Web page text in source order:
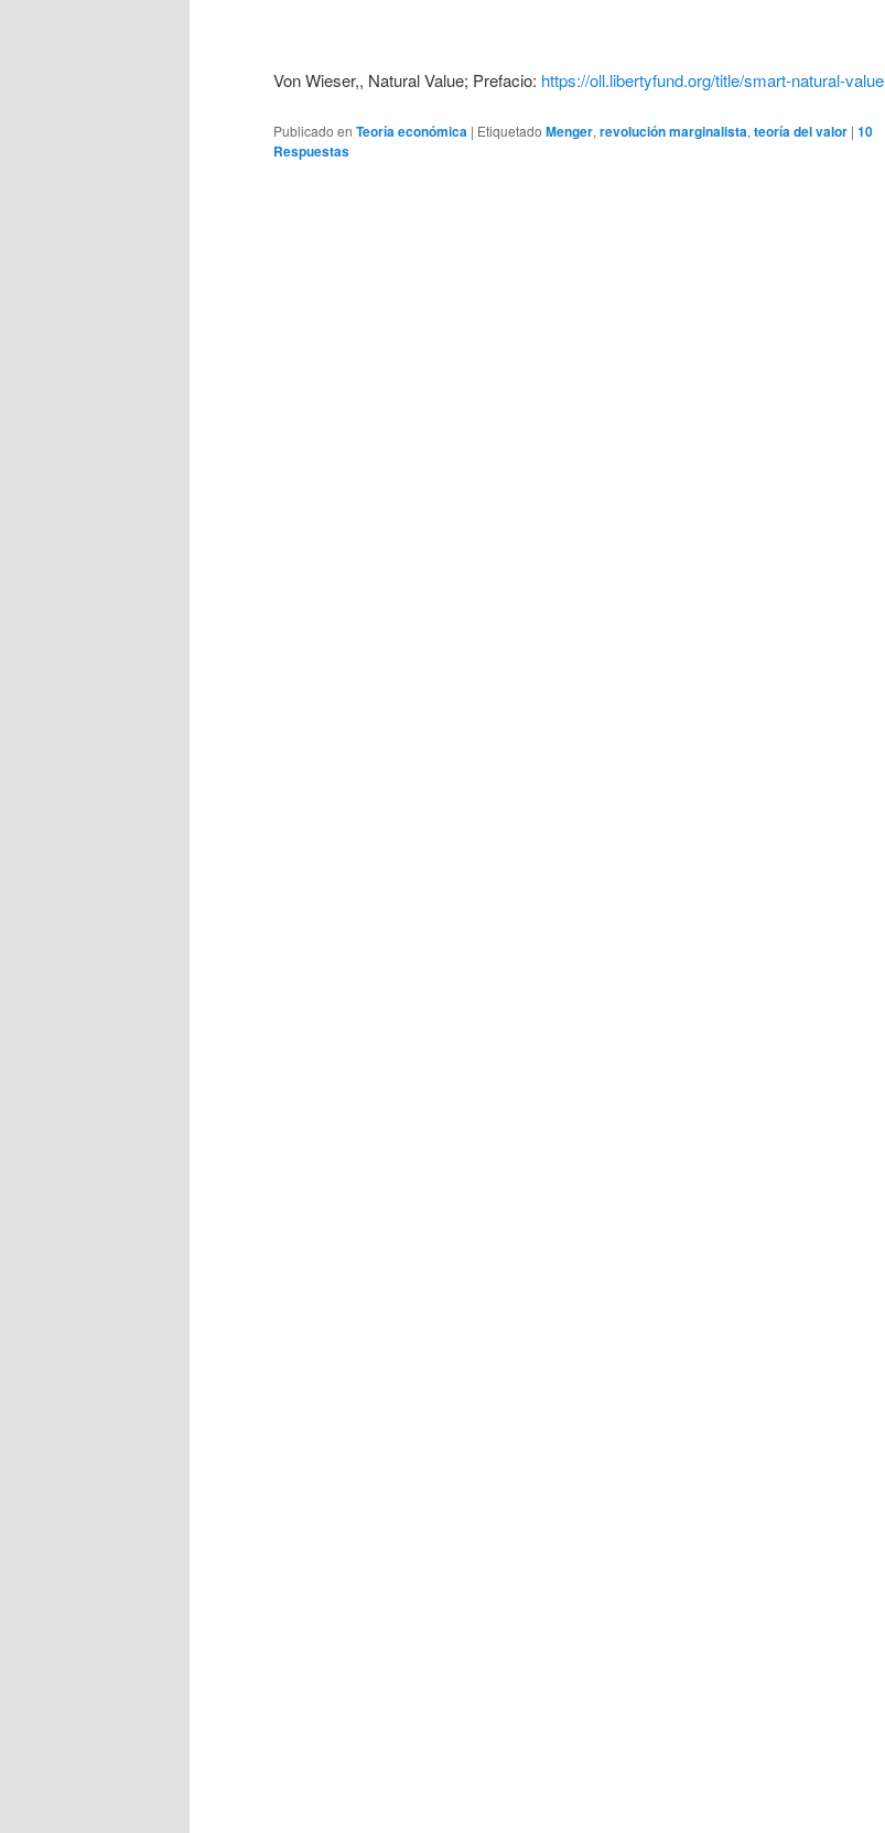
Von Wieser,, Natural Value; Prefacio: https://oll.libertyfund.org/title/smart-natural-value
Publicado en Teoría económica | Etiquetado Menger, revolución marginalista, teoría del valor | 10
Respuestas